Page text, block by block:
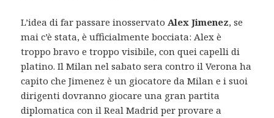
L’idea di far passare inosservatoAlex Jimenez, se
mai c’è stata, è ufficialmente bocciata: Alex è
troppo bravo e troppo visibile, con quei capelli di
platino. Il Milan nel sabato sera contro il Verona ha
capito che Jimenez è un giocatore da Milan e i suoi
dirigenti dovranno giocare una gran partita
diplomatica con il Real Madrid per provare a